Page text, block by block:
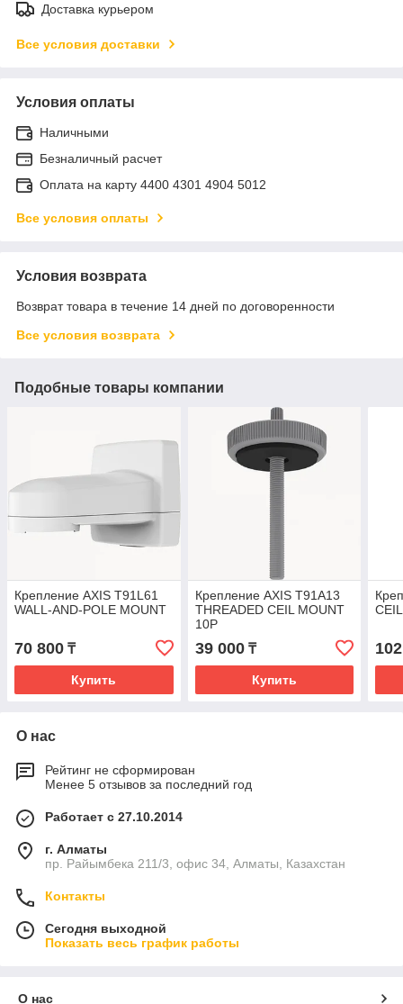
Доставка курьером
Все условия доставки
Условия оплаты
Наличными
Безналичный расчет
Оплата на карту 4400 4301 4904 5012
Все условия оплаты
Условия возврата
Возврат товара в течение 14 дней по договоренности
Все условия возврата
Подобные товары компании
Крепление AXIS T91L61
WALL-AND-POLE MOUNT
70 800 ₸
Купить
Крепление AXIS T91A13
THREADED CEIL MOUNT
10P
39 000₸
Купить
О нас
Рейтинг не сформирован
Менее 5 отзывов за последний год
Работает с 27.10.2014
г. Алматы
пр. Райымбека 211/3, офис 34, Алматы, Казахстан
Контакты
Сегодня выходной
Показать весь график работы
О нас